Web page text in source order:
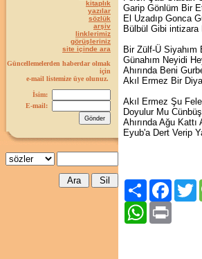
kitaplık
yazılar
sözlük
arşiv
linklerimiz
görüşleriniz
site içinde ara
Güncellemelerden haberdar olmak
için
e-mail listemize üye olunuz.
İsim:
E-mail:
Garip Gönlüm Bir
El Uzadıp Gonca
Bülbül Gibi intizara
Bir Zülf-Ü Siyahım
Günahım Neyidi
Ahırında Beni
Akıl Ermez Bir
Akıl Ermez Şu
Doyulur Mu
Ahırında Ağu Kattı
Eyub'a Dert Verip
Paylaş
WhatsApp